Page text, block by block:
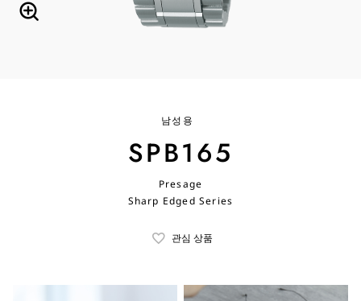
남성용
SPB165
Presage
Sharp Edged Series
관심 상품